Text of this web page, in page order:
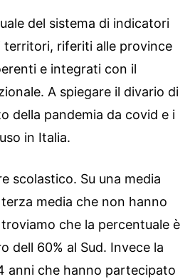
del sistema di indicatori
territori, riferiti alle province
e integrati con il
A spiegare il divario di
della pandemia da covid e i
in Italia.
scolastico. Su una media
media che non hanno
che la percentuale è
dell 60% al Sud. Invece la
anni che hanno partecipato